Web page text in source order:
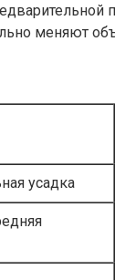
меняют
усадка